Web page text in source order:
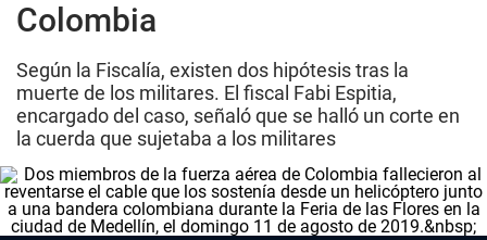
Colombia
Según la Fiscalía, existen dos hipótesis tras la
muerte de los militares. El fiscal Fabi Espitia,
encargado del caso, señaló que se halló un corte en
la cuerda que sujetaba a los militares